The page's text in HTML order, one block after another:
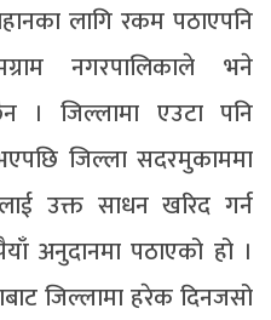
लागि रकम पठाएपनि
नगरपालिकाले भने
। जिल्लामा एउटा पनि
जिल्ला सदरमुकाममा
उक्त साधन खरिद गर्न
अनुदानमा पठाएको हो ।
जिल्लामा हरेक दिनजसो